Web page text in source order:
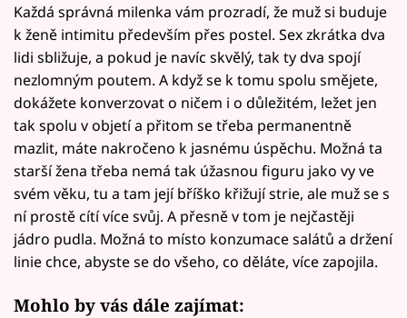
Každá správná milenka vám prozradí, že muž si buduje
k ženě intimitu především přes postel. Sex zkrátka dva
lidi sbližuje, a pokud je navíc skvělý, tak ty dva spojí
nezlomným poutem. A když se k tomu spolu smějete,
dokážete konverzovat o ničem i o důležitém, ležet jen
tak spolu v objetí a přitom se třeba permanentně
mazlit, máte nakročeno k jasnému úspěchu. Možná ta
starší žena třeba nemá tak úžasnou figuru jako vy ve
svém věku, tu a tam její bříško křižují strie, ale muž se s
ní prostě cítí více svůj. A přesně v tom je nejčastěji
jádro pudla. Možná to místo konzumace salátů a držení
linie chce, abyste se do všeho, co děláte, více zapojila.
Mohlo by vás dále zajímat: